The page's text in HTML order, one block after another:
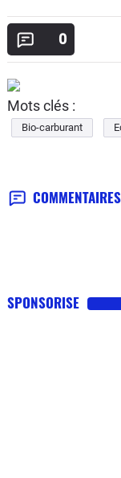
0
Mots clés :
Bio-carburant
COMMENTAIRES
SPONSORISE